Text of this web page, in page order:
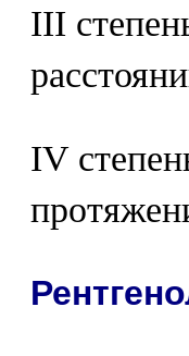
III
IV